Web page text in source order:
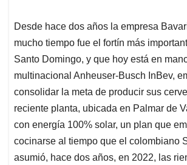
Desde hace dos años la empresa
mucho tiempo fue el fortín más
Santo Domingo, y que hoy está en
multinacional Anheuser-Busch InBev,
consolidar la meta de producir sus
reciente planta, ubicada en Palmar de
con energía 100% solar, un plan que
cocinarse al tiempo que el colombiano
asumió, hace dos años, en 2022, las